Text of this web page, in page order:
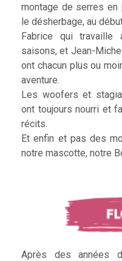
montage de serres
le désherbage, au
Fabrice qui travaille
saisons, et Jean-
ont chacun plus ou
aventure.
Les woofers et
ont toujours nourri et
récits.
Et enfin et pas des
notre mascotte, notre
Après des années